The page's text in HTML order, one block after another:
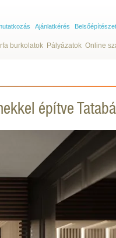
Ajánlatkérés Belsőépítészet
burkolatok Pályázatok Online
építve